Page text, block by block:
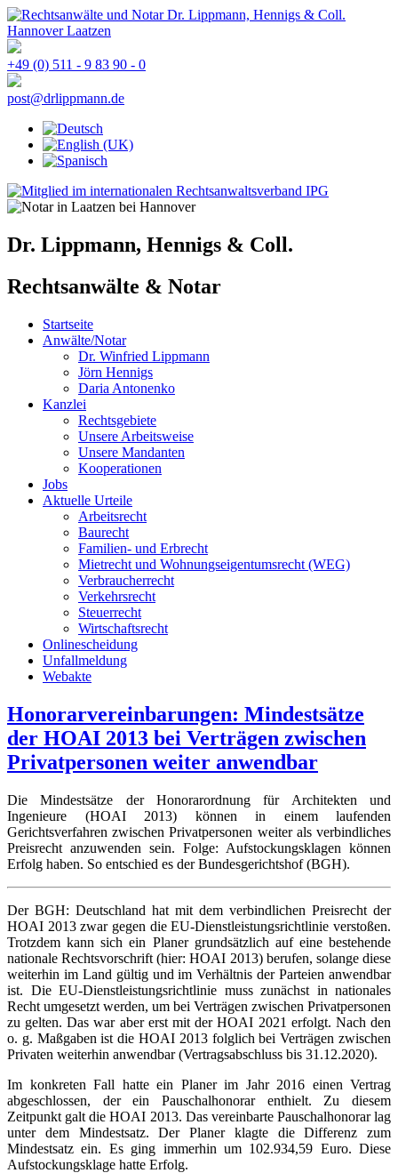
+49 (0) 511 - 9 83 90 - 0
post@drlippmann.de
Dr. Lippmann, Hennigs & Coll.
Rechtsanwälte & Notar
Startseite
Anwälte/Notar
Dr. Winfried Lippmann
Jörn Hennigs
Daria Antonenko
Kanzlei
Rechtsgebiete
Unsere Arbeitsweise
Unsere Mandanten
Kooperationen
Jobs
Aktuelle Urteile
Arbeitsrecht
Baurecht
Familien- und Erbrecht
Mietrecht und Wohnungseigentumsrecht (WEG)
Verbraucherrecht
Verkehrsrecht
Steuerrecht
Wirtschaftsrecht
Onlinescheidung
Unfallmeldung
Webakte
Honorarvereinbarungen: Mindestsätze
der HOAI 2013 bei Verträgen zwischen
Privatpersonen weiter anwendbar
Die Mindestsätze der Honorarordnung für Architekten und
Ingenieure (HOAI 2013) können in einem laufenden
Gerichtsverfahren zwischen Privatpersonen weiter als verbindliches
Preisrecht anzuwenden sein. Folge: Aufstockungsklagen können
Erfolg haben. So entschied es der Bundesgerichtshof (BGH).
Der BGH: Deutschland hat mit dem verbindlichen Preisrecht der
HOAI 2013 zwar gegen die EU-Dienstleistungsrichtlinie verstoßen.
Trotzdem kann sich ein Planer grundsätzlich auf eine bestehende
nationale Rechtsvorschrift (hier: HOAI 2013) berufen, solange diese
weiterhin im Land gültig und im Verhältnis der Parteien anwendbar
ist. Die EU-Dienstleistungsrichtlinie muss zunächst in nationales
Recht umgesetzt werden, um bei Verträgen zwischen Privatpersonen
zu gelten. Das war aber erst mit der HOAI 2021 erfolgt. Nach den
o. g. Maßgaben ist die HOAI 2013 folglich bei Verträgen zwischen
Privaten weiterhin anwendbar (Vertragsabschluss bis 31.12.2020).
Im konkreten Fall hatte ein Planer im Jahr 2016 einen Vertrag
abgeschlossen, der ein Pauschalhonorar enthielt. Zu diesem
Zeitpunkt galt die HOAI 2013. Das vereinbarte Pauschalhonorar lag
unter dem Mindestsatz. Der Planer klagte die Differenz zum
Mindestsatz ein. Es ging immerhin um 102.934,59 Euro. Diese
Aufstockungsklage hatte Erfolg.